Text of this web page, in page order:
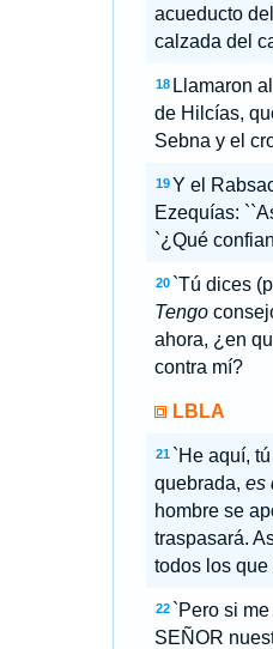
acueducto
calzada del
18 Llamaron
de Hilcías,
Sebna y el
19 Y el
Ezequías:
`¿Qué
20 `Tú dices
Tengo
ahora, ¿en
contra mí?
LBLA
21 `He aquí,
quebrada, es
hombre se
traspasará.
todos los
22 `Pero si
SEÑOR